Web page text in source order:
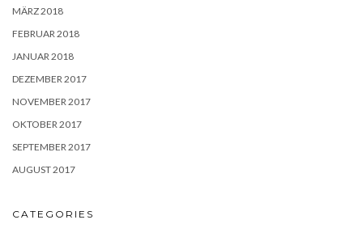
MÄRZ 2018
FEBRUAR 2018
JANUAR 2018
DEZEMBER 2017
NOVEMBER 2017
OKTOBER 2017
SEPTEMBER 2017
AUGUST 2017
CATEGORIES